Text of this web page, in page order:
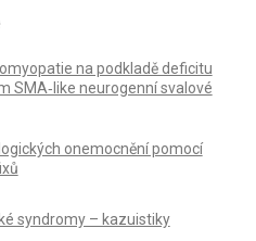
na podkladě deficitu
SMA‑like neurogenní svalové
onemocnění pomocí
syndromy – kazuistiky